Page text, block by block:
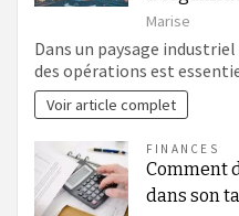
Marise
Dans un paysage
des opérations est
Voir article complet
FINANCES
Comment
dans son